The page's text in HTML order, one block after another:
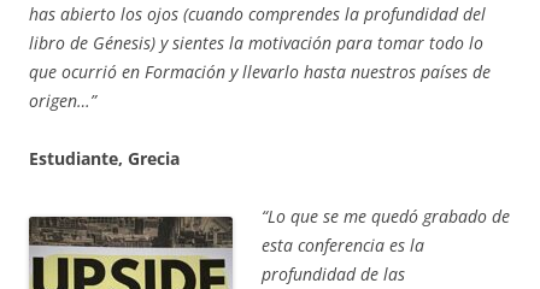
has abierto los ojos (cuando comprendes la profundidad del
libro de Génesis) y sientes la motivación para tomar todo lo
que ocurrió en Formación y llevarlo hasta nuestros países de
origen…”
Estudiante, Grecia
“Lo que se me quedó grabado de
esta conferencia es la
profundidad de las